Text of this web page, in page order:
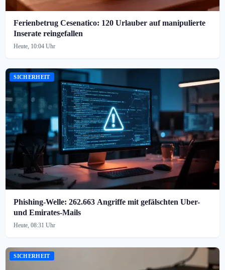
Ferienbetrug Cesenatico: 120 Urlauber auf manipulierte
Inserate reingefallen
Heute, 10:04 Uhr
SICHERHEIT
Phishing-Welle: 262.663 Angriffe mit gefälschten Uber-
und Emirates-Mails
Heute, 08:31 Uhr
SICHERHEIT